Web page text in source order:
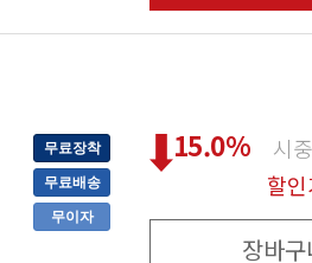
무료장착
무료배송
무이자
15.0% 시
할
장바